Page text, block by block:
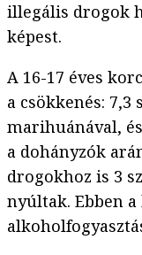
illegális drogok
képest.
A 16-17 éves
a csökkenés: 7,3
marihuánával,
a dohányzók
drogokhoz is 3
nyúltak. Ebben